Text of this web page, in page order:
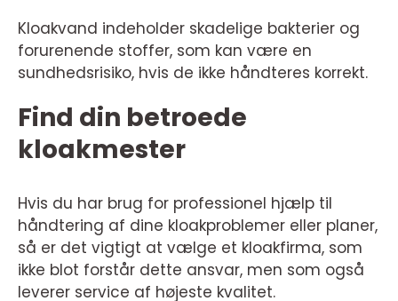
Kloakvand indeholder skadelige bakterier og
forurenende stoffer, som kan være en
sundhedsrisiko, hvis de ikke håndteres korrekt.
Find din betroede
kloakmester
Hvis du har brug for professionel hjælp til
håndtering af dine kloakproblemer eller planer,
så er det vigtigt at vælge et kloakfirma, som
ikke blot forstår dette ansvar, men som også
leverer service af højeste kvalitet.